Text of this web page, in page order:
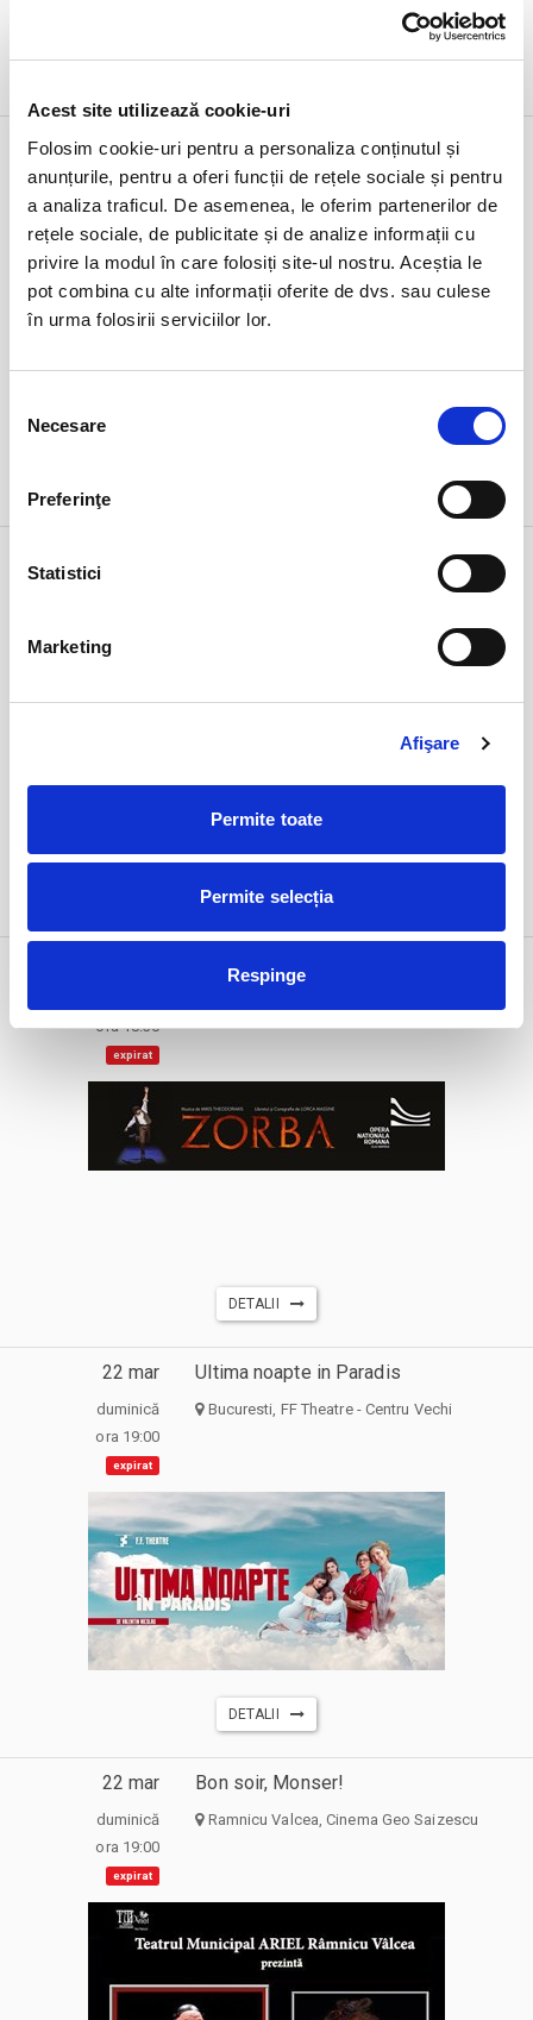
Acest site utilizează cookie-uri
Folosim cookie-uri pentru a personaliza conținutul și
anunțurile, pentru a oferi funcții de rețele sociale și pentru
a analiza traficul. De asemenea, le oferim partenerilor de
rețele sociale, de publicitate și de analize informații cu
privire la modul în care folosiți site-ul nostru. Aceștia le
pot combina cu alte informații oferite de dvs. sau culese
în urma folosirii serviciilor lor.
consimțământului
Necesare
Preferinţe
Statistici
Marketing
Afişare
Permite toate
Permite selecția
Respinge
22 mar
duminică
ora 17:00
expirat
”Primăvara romanței” - ORCHESTRA
DE MUZICĂ POPULARĂ
Bucuresti, Sala Radio
DETALII
ora 18:30
expirat
DETALII
22 mar
duminică
ora 19:00
expirat
Ultima noapte in Paradis
Bucuresti, FF Theatre - Centru Vechi
DETALII
22 mar
duminică
ora 19:00
expirat
Bon soir, Monser!
Ramnicu Valcea, Cinema Geo Saizescu